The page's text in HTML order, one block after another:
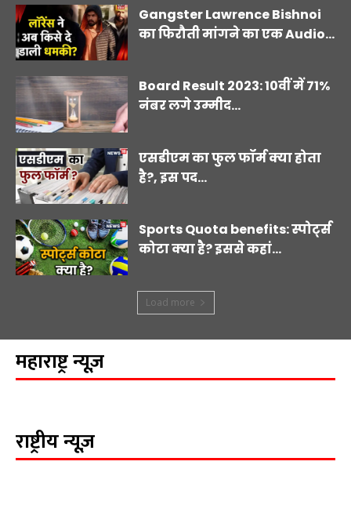
Gangster Lawrence Bishnoi
का फिरौती मांगने का एक Audio...
Board Result 2023: 10वीं में 71%
नंबर लगे उम्मीद...
एसडीएम का फुल फॉर्म क्या होता
है?, इस पद...
Sports Quota benefits: स्पोर्ट्स
कोटा क्या है? इससे कहां...
Load more
महाराष्ट्र न्यूज़
राष्ट्रीय न्यूज़